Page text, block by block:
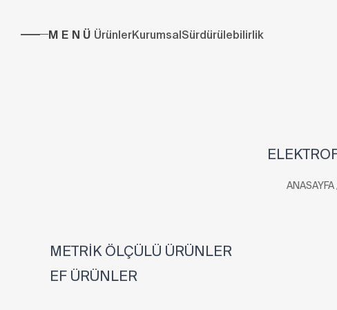
MENÜ ÜrünlerKurumsalSürdürülebilirlik
ANASAYFA
METRİK ÖLÇÜLÜ ÜRÜNLER
EF ÜRÜNLER